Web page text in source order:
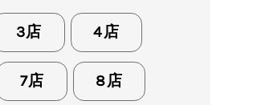
3店 4店
7店 8店